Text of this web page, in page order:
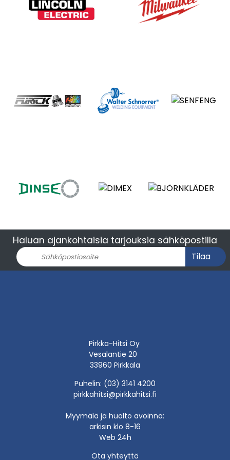
Haluan ajankohtaisia tarjouksia sähköpostilla
Tilaa
Pirkka-Hitsi Oy
Vesalantie 20
33960 Pirkkala
Puhelin: (03) 3141 4200
pirkkahitsi@pirkkahitsi.fi
Myymälä ja huolto avoinna:
arkisin klo 8-16
Web 24h
Ota yhteyttä